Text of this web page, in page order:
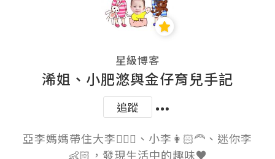
星級博客
浠姐、小肥滺與金仔育兒手記
追蹤
亞李媽媽帶住大李👱🏻‍♀️、小李👩🏻‍🦰、迷你李
👶🏻，發現生活中的趣味♥️